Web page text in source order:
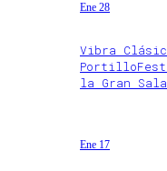
Ene 28
Vibra
PortilloFest
la Gran
Ene 17